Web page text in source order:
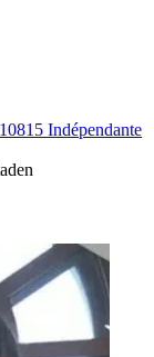
10815 Indépendante